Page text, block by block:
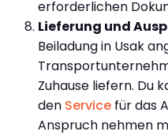
erforderlichen
Lieferung und
Beiladung in Usak
Zuhause liefern. Du
den Service für das
Anspruch nehmen